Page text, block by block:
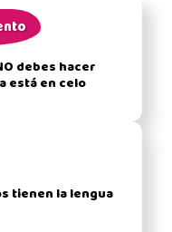
debes hacer
está en celo
tienen la lengua